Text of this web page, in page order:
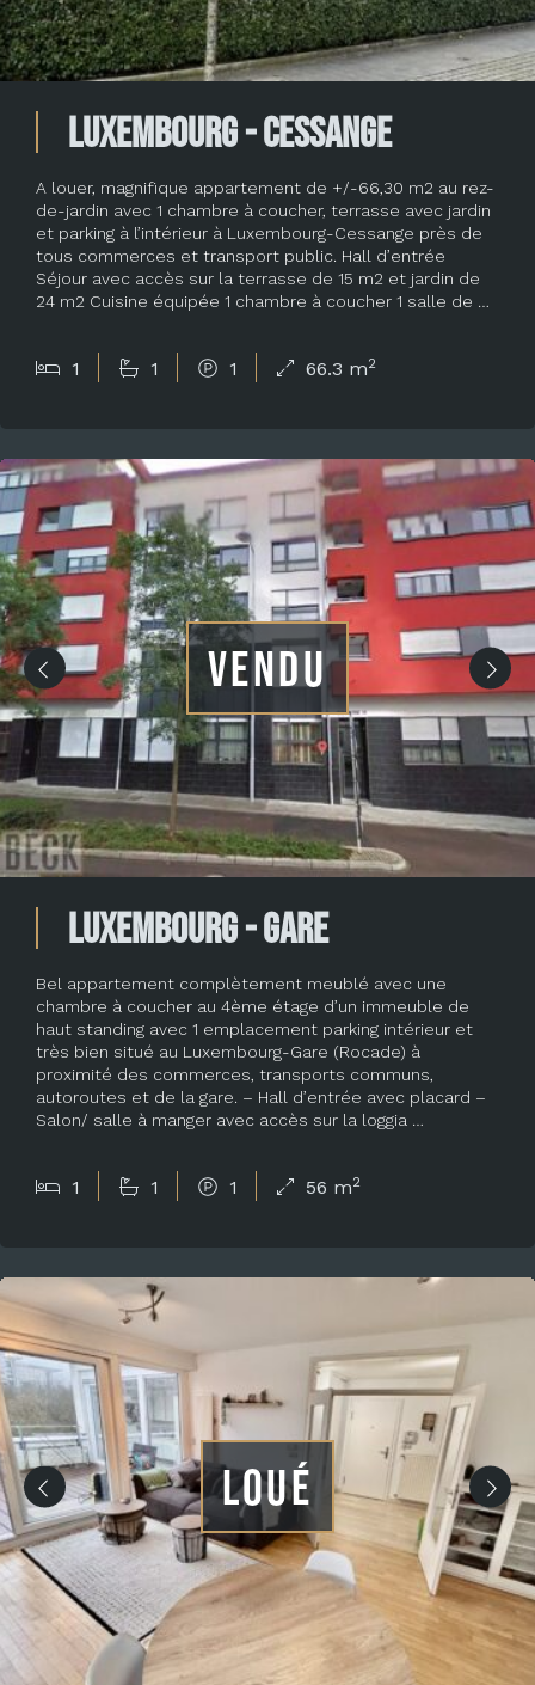
Luxembourg - Cessange
A louer, magnifique appartement de +/-66,30 m2 au rez-
de-jardin avec 1 chambre à coucher, terrasse avec jardin
et parking à l’intérieur à Luxembourg-Cessange près de
tous commerces et transport public. Hall d’entrée
Séjour avec accès sur la terrasse de 15 m2 et jardin de
24 m2 Cuisine équipée 1 chambre à coucher 1 salle de …
1 1 1 66.3 m2
VENDU
Luxembourg - Gare
Bel appartement complètement meublé avec une
chambre à coucher au 4ème étage d’un immeuble de
haut standing avec 1 emplacement parking intérieur et
très bien situé au Luxembourg-Gare (Rocade) à
proximité des commerces, transports communs,
autoroutes et de la gare. – Hall d’entrée avec placard –
Salon/ salle à manger avec accès sur la loggia …
1 1 1 56 m2
LOUÉ